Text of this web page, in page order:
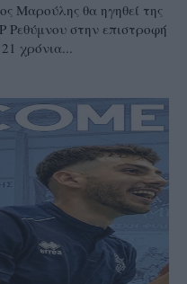
Μαρούλης θα ηγηθεί της
Ρεθύμνου στην επιστροφή
χρόνια...